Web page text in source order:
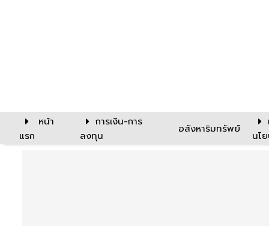
หน้า
แรก
การเงิน-การ
ลงทุน
อสังหาริมทรัพย์
นโ